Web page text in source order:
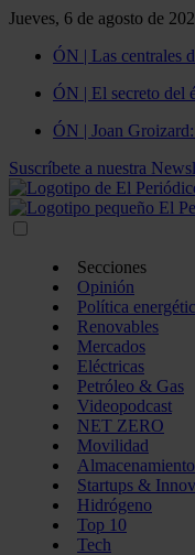
Jueves, 6 de agosto de
ÓN | Las centrales
ÓN | El secreto del
ÓN | Joan
Suscríbete a nuestra
Secciones
Opinión
Política
Renovables
Mercados
Eléctricas
Petróleo & Gas
Videopodcast
NET ZERO
Movilidad
Almacenamiento
Startups &
Hidrógeno
Top 10
Tech